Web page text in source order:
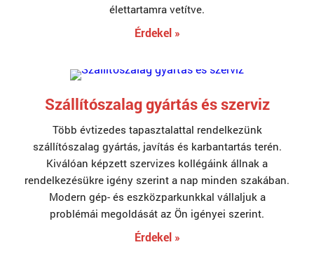
élettartamra vetítve.
Érdekel »
Szállítószalag gyártás és szerviz
Több évtizedes tapasztalattal rendelkezünk
szállítószalag gyártás, javítás és karbantartás terén.
Kiválóan képzett szervizes kollégáink állnak a
rendelkezésükre igény szerint a nap minden szakában.
Modern gép- és eszközparkunkkal vállaljuk a
problémái megoldását az Ön igényei szerint.
Érdekel »